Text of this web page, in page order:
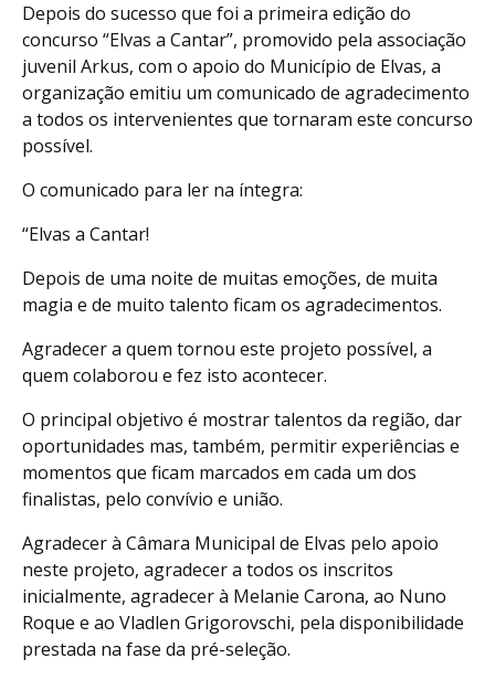
Depois do sucesso que foi a primeira edição do
concurso “Elvas a Cantar”, promovido pela associação
juvenil Arkus, com o apoio do Município de Elvas, a
organização emitiu um comunicado de agradecimento
a todos os intervenientes que tornaram este concurso
possível.
O comunicado para ler na íntegra:
“Elvas a Cantar!
Depois de uma noite de muitas emoções, de muita
magia e de muito talento ficam os agradecimentos.
Agradecer a quem tornou este projeto possível, a
quem colaborou e fez isto acontecer.
O principal objetivo é mostrar talentos da região, dar
oportunidades mas, também, permitir experiências e
momentos que ficam marcados em cada um dos
finalistas, pelo convívio e união.
Agradecer à Câmara Municipal de Elvas pelo apoio
neste projeto, agradecer a todos os inscritos
inicialmente, agradecer à Melanie Carona, ao Nuno
Roque e ao Vladlen Grigorovschi, pela disponibilidade
prestada na fase da pré-seleção.